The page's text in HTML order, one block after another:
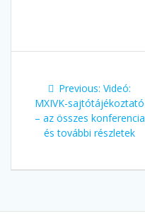
Previous: Videó:
MXIVK-sajtótájékoztató
– az összes konferencia
és további részletek